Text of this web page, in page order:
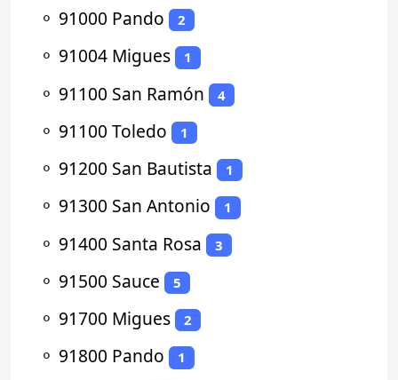
⚬ 91000 Pando 2
⚬ 91004 Migues 1
⚬ 91100 San Ramón 4
⚬ 91100 Toledo 1
⚬ 91200 San Bautista 1
⚬ 91300 San Antonio 1
⚬ 91400 Santa Rosa 3
⚬ 91500 Sauce 5
⚬ 91700 Migues 2
⚬ 91800 Pando 1